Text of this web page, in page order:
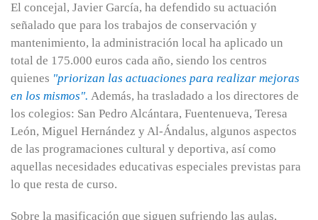
El concejal, Javier García, ha defendido su actuación
señalado que para los trabajos de conservación y
mantenimiento, la administración local ha aplicado un
total de 175.000 euros cada año, siendo los centros
quienes "priorizan las actuaciones para realizar mejoras
en los mismos". Además, ha trasladado a los directores de
los colegios: San Pedro Alcántara, Fuentenueva, Teresa
León, Miguel Hernández y Al-Ándalus, algunos aspectos
de las programaciones cultural y deportiva, así como
aquellas necesidades educativas especiales previstas para
lo que resta de curso.
Sobre la masificación que siguen sufriendo las aulas,